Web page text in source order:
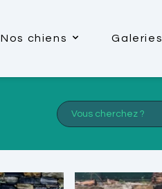
Nos chiens Galeries